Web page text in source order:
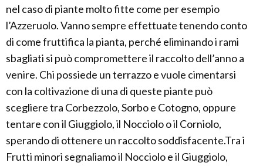
nel caso di piante molto fitte come per esempio
l’Azzeruolo. Vanno sempre effettuate tenendo conto
di come fruttifica la pianta, perché eliminando i rami
sbagliati si può compromettere il raccolto dell’anno a
venire. Chi possiede un terrazzo e vuole cimentarsi
con la coltivazione di una di queste piante può
scegliere tra Corbezzolo, Sorbo e Cotogno, oppure
tentare con il Giuggiolo, il Nocciolo o il Corniolo,
sperando di ottenere un raccolto soddisfacente.Tra i
Frutti minori segnaliamo il Nocciolo e il Giuggiolo,